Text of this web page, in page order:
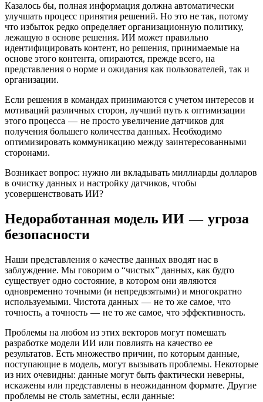
Казалось бы, полная информация должна автоматически
улучшать процесс принятия решений. Но это не так, потому
что избыток редко определяет организационную политику,
лежащую в основе решения. ИИ может правильно
идентифицировать контент, но решения, принимаемые на
основе этого контента, опираются, прежде всего, на
представления о норме и ожидания как пользователей, так и
организации.
Если решения в командах принимаются с учетом интересов и
мотиваций различных сторон, лучший путь к оптимизации
этого процесса — не просто увеличение датчиков для
получения большего количества данных. Необходимо
оптимизировать коммуникацию между заинтересованными
сторонами.
Возникает вопрос: нужно ли вкладывать миллиарды долларов
в очистку данных и настройку датчиков, чтобы
усовершенствовать ИИ?
Недоработанная модель ИИ — угроза
безопасности
Наши представления о качестве данных вводят нас в
заблуждение. Мы говорим о “чистых” данных, как будто
существует одно состояние, в котором они являются
одновременно точными (и непредвзятыми) и многократно
используемыми. Чистота данных — не то же самое, что
точность, а точность — не то же самое, что эффективность.
Проблемы на любом из этих векторов могут помешать
разработке модели ИИ или повлиять на качество ее
результатов. Есть множество причин, по которым данные,
поступающие в модель, могут вызывать проблемы. Некоторые
из них очевидны: данные могут быть фактически неверны,
искажены или представлены в неожиданном формате. Другие
проблемы не столь заметны, если данные: